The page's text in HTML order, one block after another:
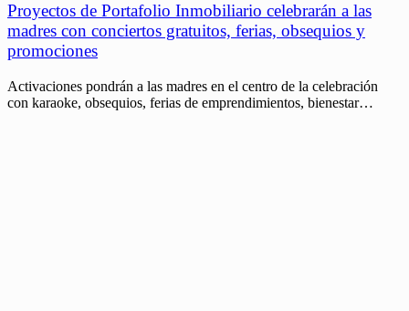
Proyectos de Portafolio Inmobiliario celebrarán a las
madres con conciertos gratuitos, ferias, obsequios y
promociones
Activaciones pondrán a las madres en el centro de la celebración
con karaoke, obsequios, ferias de emprendimientos, bienestar…